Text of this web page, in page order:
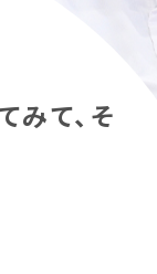
みて、そ